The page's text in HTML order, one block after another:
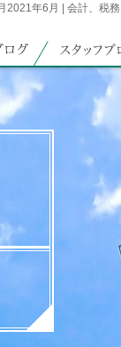
2021年6月 | 会計、税